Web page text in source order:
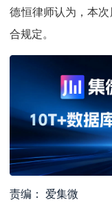
德恒律师认为，本
合规定。
责编： 爱集微